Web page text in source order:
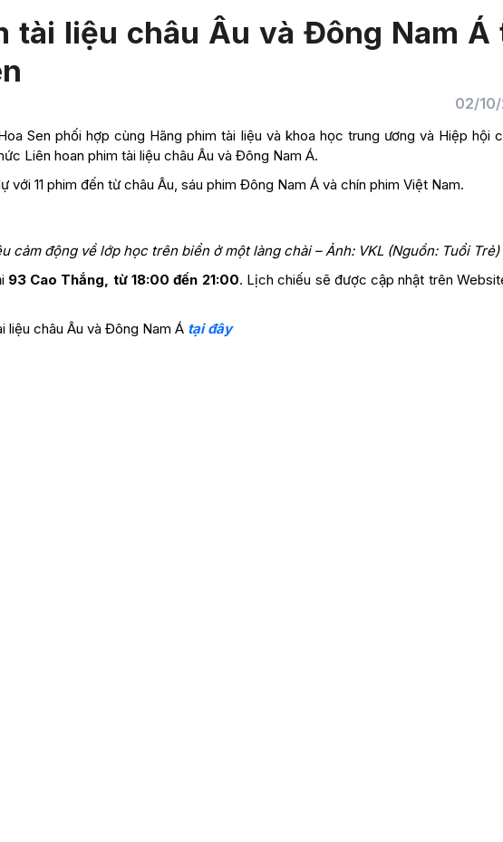
tài liệu châu Âu và Đông Nam Á
02/
Sen phối hợp cùng Hãng phim tài liệu và khoa học trung ương và Hiệp hội
Liên hoan phim tài liệu châu Âu và Đông Nam Á.
với 11 phim đến từ châu Âu, sáu phim Đông Nam Á và chín phim Việt Nam.
cảm động về lớp học trên biển ở một làng chài – Ảnh: VKL (Nguồn: Tuổi Trẻ)
93 Cao Thắng, từ 18:00 đến 21:00. Lịch chiếu sẽ được cập nhật trên
liệu châu Âu và Đông Nam Á tại đây